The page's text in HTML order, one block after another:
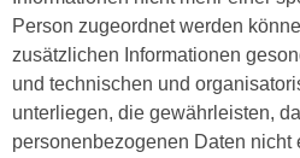
Person zugeordnet werden
zusätzlichen Informationen
und technischen und
unterliegen, die gewährleisten,
personenbezogenen Daten nicht